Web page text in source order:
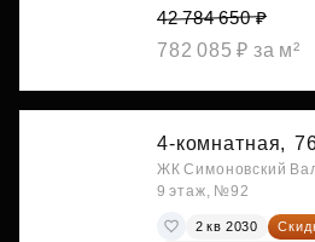
42 784 650 ₽
782 085 ₽ за м²
4-комнатная,
ЖК Симоновский
9 этаж, №92
2 кв 2030